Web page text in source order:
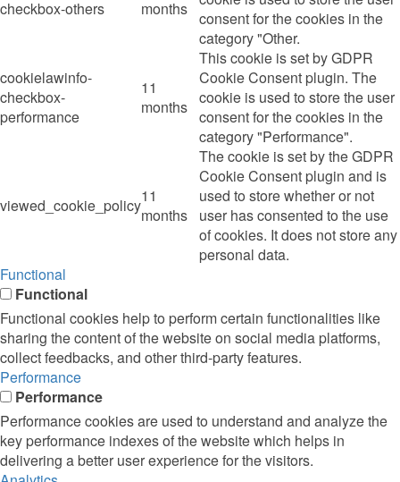
checkbox-others
months consent for the cookies in the
category "Other.
cookielawinfo-
checkbox-
performance
11
months
This cookie is set by GDPR
Cookie Consent plugin. The
cookie is used to store the user
consent for the cookies in the
category "Performance".
viewed_cookie_policy11
months
The cookie is set by the GDPR
Cookie Consent plugin and is
used to store whether or not
user has consented to the use
of cookies. It does not store any
personal data.
Functional
Functional
Functional cookies help to perform certain functionalities like
sharing the content of the website on social media platforms,
collect feedbacks, and other third-party features.
Performance
Performance
Performance cookies are used to understand and analyze the
key performance indexes of the website which helps in
delivering a better user experience for the visitors.